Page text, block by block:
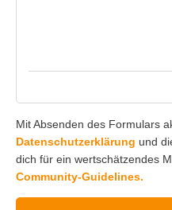
Mit Absenden des Formulars
Datenschutzerklärung und
dich für ein wertschätzendes
Community-Guidelines.